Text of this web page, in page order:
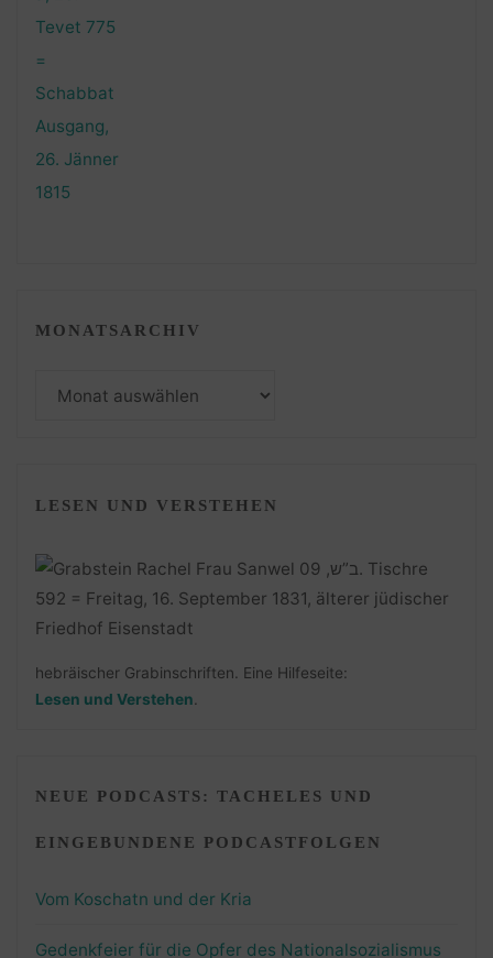
MONATSARCHIV
LESEN UND VERSTEHEN
hebräischer Grabinschriften. Eine Hilfeseite:
Lesen und Verstehen
NEUE PODCASTS: TACHELES UND
EINGEBUNDENE PODCASTFOLGEN
Vom Koschatn und der Kria
Gedenkfeier für die Opfer des Nationalsozialismus